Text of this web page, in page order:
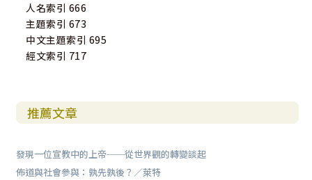
人名索引 666
主題索引 673
中文主題索引 695
經文索引 717
推薦文章
發現一位宣教中的上帝──從世界觀的轉變談起
佈道與社會參與：孰先孰後？／萊特